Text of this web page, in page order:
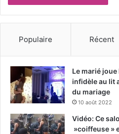
Populaire Récent
Le marié
infidèle au lit
du mariage
10 août 2022
Vidéo: Ce
»coiffeuse »